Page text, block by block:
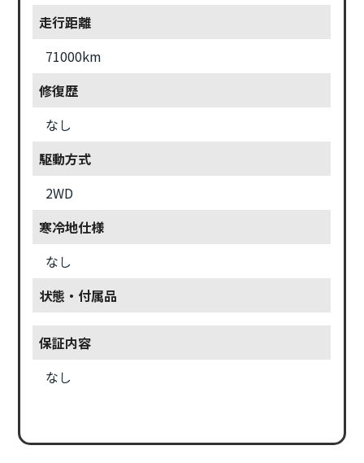
走行距離
71000km
修復歴
なし
駆動方式
2WD
寒冷地仕様
なし
状態・付属品
保証内容
なし